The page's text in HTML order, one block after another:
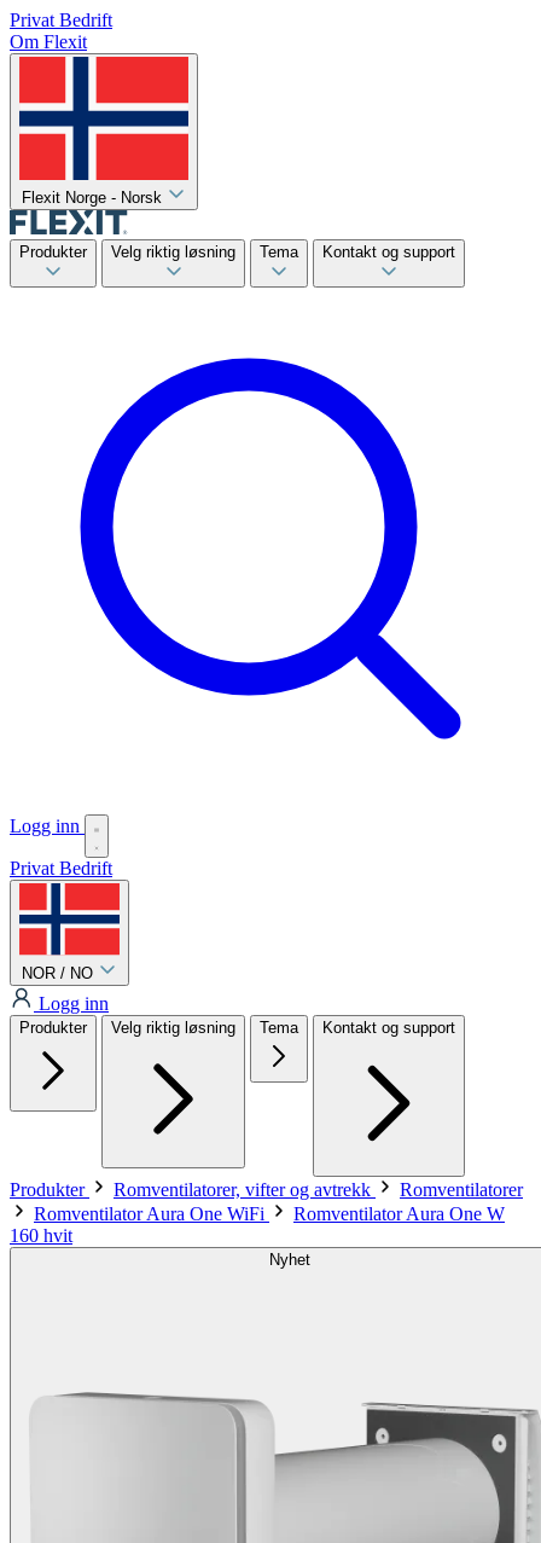
Privat Bedrift
Om Flexit
Flexit Norge - Norsk
Produkter Velg riktig løsning Tema Kontakt og support
Logg inn
Privat Bedrift
NOR / NO
Logg inn
Produkter Velg riktig løsning Tema Kontakt og support
Produkter Romventilatorer, vifter og avtrekk
Romventilatorer
Romventilator Aura One WiFi
Romventilator Aura One W
160 hvit
Nyhet